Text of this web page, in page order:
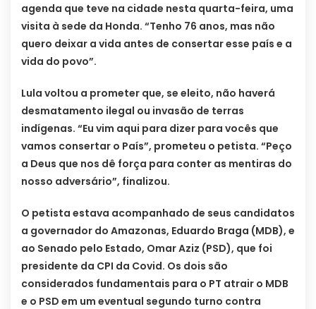
agenda que teve na cidade nesta quarta-feira, uma
visita à sede da Honda. “Tenho 76 anos, mas não
quero deixar a vida antes de consertar esse país e a
vida do povo”.
Lula voltou a prometer que, se eleito, não haverá
desmatamento ilegal ou invasão de terras
indígenas. “Eu vim aqui para dizer para vocês que
vamos consertar o País”, prometeu o petista. “Peço
a Deus que nos dê força para conter as mentiras do
nosso adversário”, finalizou.
O petista estava acompanhado de seus candidatos
a governador do Amazonas, Eduardo Braga (MDB), e
ao Senado pelo Estado, Omar Aziz (PSD), que foi
presidente da CPI da Covid. Os dois são
considerados fundamentais para o PT atrair o MDB
e o PSD em um eventual segundo turno contra